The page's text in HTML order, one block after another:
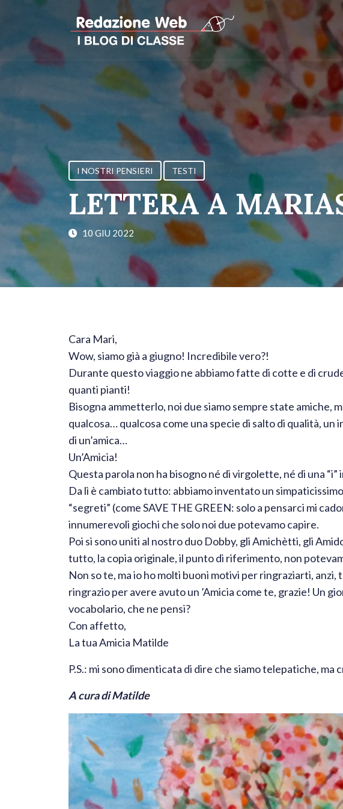
I NOSTRI PENSIERI TESTI
LETTERA A
10 GIU 2022
Cara Mari,
Wow, siamo già a giugno! Incredibile vero?!
Durante questo viaggio ne abbiamo fatte di cotte e di
quanti pianti!
Bisogna ammetterlo, noi due siamo sempre state amiche,
qualcosa… qualcosa come una specie di salto di qualità, un
di un’amica…
Un’Amicia!
Questa parola non ha bisogno né di virgolette, né di una “i”
Da lì è cambiato tutto: abbiamo inventato un
“segreti” (come SAVE THE GREEN: solo a pensarci mi
innumerevoli giochi che solo noi due potevamo capire.
Poi si sono uniti al nostro duo Dobby, gli Amichètti, gli
tutto, la copia originale, il punto di riferimento, non
Non so te, ma io ho molti buoni motivi per ringraziarti,
ringrazio per avere avuto un ’Amicia come te, grazie! Un
vocabolario, che ne pensi?
Con affetto,
La tua Amicia Matilde
P.S.: mi sono dimenticata di dire che siamo telepatiche, ma
A cura di Matilde